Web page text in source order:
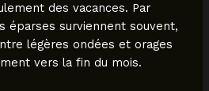
des vacances. Par
éparses surviennent souvent,
légères ondées et orages
vers la fin du mois.